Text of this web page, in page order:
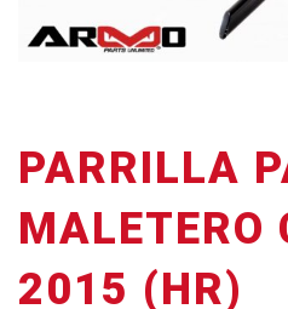
PARRILLA
MALETERO
2015 (HR)